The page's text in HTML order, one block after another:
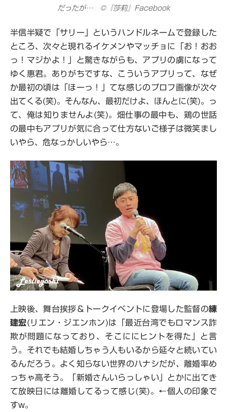
だったが… ©『莎莉』Facebook
半信半疑で「サリー」というハンドルネームで登録した
ところ、次々と現れるイケメンやマッチョに「お！おお
っ！マジかよ！」と驚きながらも、アプリの虜になって
ゆく惠君。ありがちですな、こういうアプリって、なぜ
か最初の頃は「ほーっ！」てな感じのプロフ画像が次々
出てくる(笑)。そんなん、最初だけよ、ほんとに(笑)。っ
て、俺は知りませんよ(笑)。畑仕事の最中も、鶏の世話
の最中もアプリが気に合って仕方ないご様子は微笑まし
いやら、危なっかしいやら…。
上映後、舞台挨拶＆トークイベントに登場した監督の練
建宏(リエン・ジエンホン)は「最近台湾でもロマンス詐
欺が問題になっており、そこににヒントを得た」と言
う。それでも結婚しちゃう人もいるから延々と続いてい
るんだろう。よく知らない世界のハナシだが、離婚率め
っちゃ高そう。「新婚さんいらっしゃい」とかに出てき
て放映日には離婚してるって感じ(笑)。←個人の印象で
すw。